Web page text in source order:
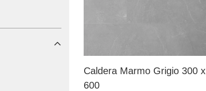
Caldera Marmo Grigio 300 x
600